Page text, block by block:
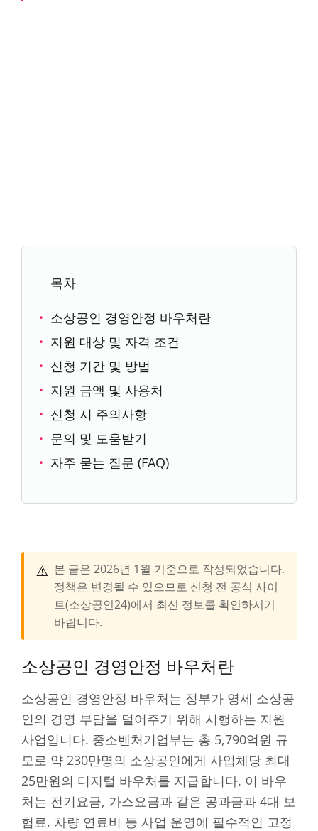
목차
소상공인 경영안정 바우처란
지원 대상 및 자격 조건
신청 기간 및 방법
지원 금액 및 사용처
신청 시 주의사항
문의 및 도움받기
자주 묻는 질문 (FAQ)
⚠️ 본 글은 2026년 1월 기준으로 작성되었습니다.
정책은 변경될 수 있으므로 신청 전 공식 사이
트(소상공인24)에서 최신 정보를 확인하시기
바랍니다.
소상공인 경영안정 바우처란
소상공인 경영안정 바우처는 정부가 영세 소상공
인의 경영 부담을 덜어주기 위해 시행하는 지원
사업입니다. 중소벤처기업부는 총 5,790억원 규
모로 약 230만명의 소상공인에게 사업체당 최대
25만원의 디지털 바우처를 지급합니다. 이 바우
처는 전기요금, 가스요금과 같은 공과금과 4대 보
험료, 차량 연료비 등 사업 운영에 필수적인 고정